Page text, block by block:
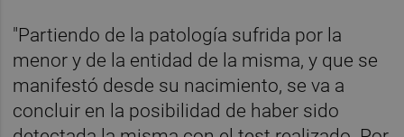
"Partiendo de la patología sufrida por la
menor y de la entidad de la misma, y que se
manifestó desde su nacimiento, se va a
concluir en la posibilidad de haber sido